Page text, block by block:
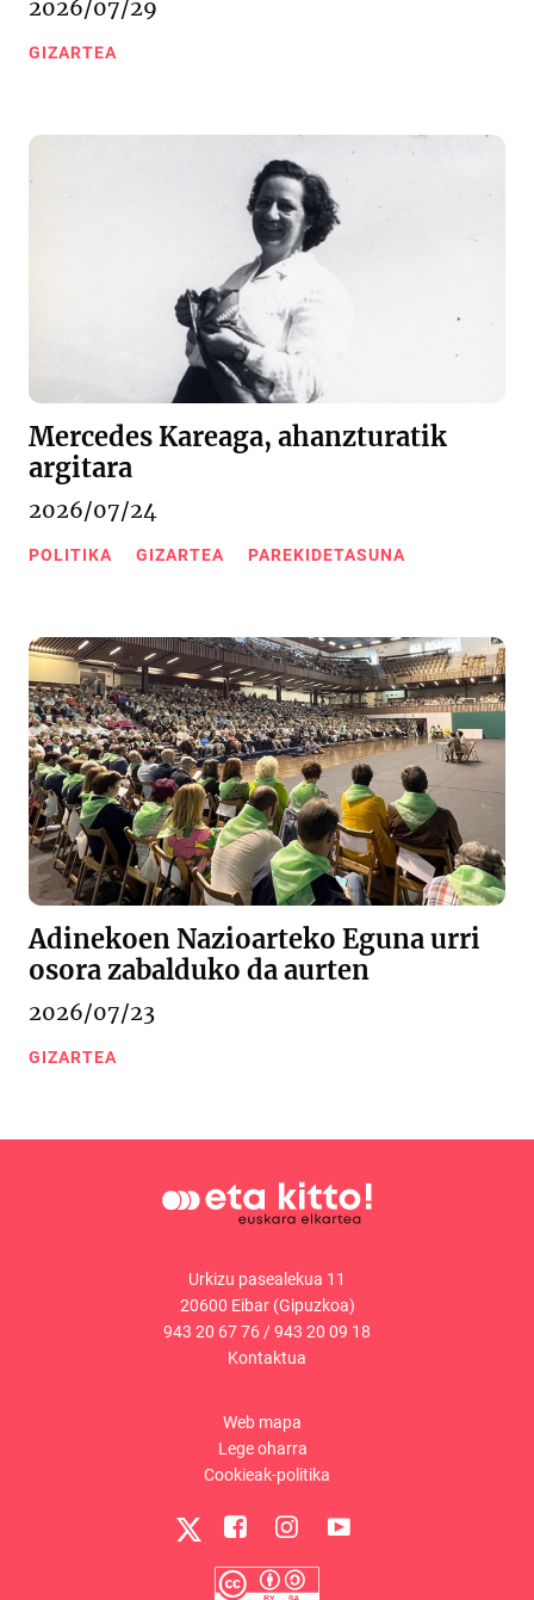
2026/07/29
GIZARTEA
Mercedes Kareaga, ahanzturatik
argitara
2026/07/24
POLITIKA GIZARTEA PAREKIDETASUNA
Adinekoen Nazioarteko Eguna urri
osora zabalduko da aurten
2026/07/23
GIZARTEA
Urkizu pasealekua 11
20600 Eibar (Gipuzkoa)
943 20 67 76/943 20 09 18
Kontaktua
Web mapa
Lege oharra
Cookieak-politika